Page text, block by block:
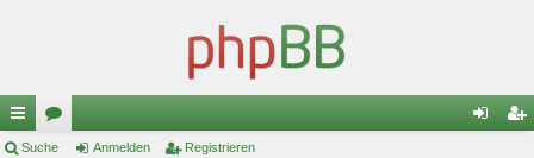
ch or
Suche Anmelden Registrieren